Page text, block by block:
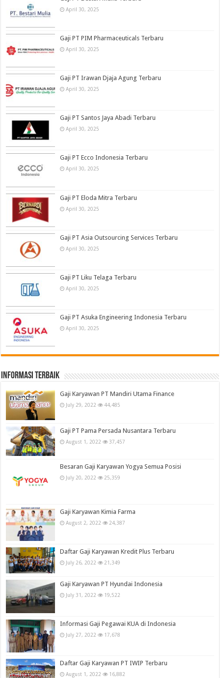
April 30, 2025
Gaji PT PIM Pharmaceuticals Terbaru
April 30, 2025
Gaji PT Irawan Djaja Agung Terbaru
April 30, 2025
Gaji PT Santos Jaya Abadi Terbaru
April 30, 2025
Gaji PT Ecco Indonesia Terbaru
April 30, 2025
Gaji PT Eloda Mitra Terbaru
April 30, 2025
Gaji PT Asia Outsourcing Services Terbaru
April 30, 2025
Gaji PT Liku Telaga Terbaru
April 30, 2025
Gaji PT Asuka Engineering Indonesia Terbaru
April 30, 2025
informasi terbaik
Gaji Karyawan PT Mandiri Utama Finance
July 29, 2022 44,485
Gaji PT Pama Persada Nusantara Terbaru
August 1, 2022 37,457
Besaran Gaji Karyawan Yogya Semua Posisi
July 20, 2022 25,359
Gaji Karyawan Kimia Farma
August 2, 2022 24,387
Daftar Gaji Karyawan Kredit Plus Terbaru
July 26, 2022 21,349
Gaji Karyawan PT Hyundai Indonesia
July 31, 2022 19,522
Informasi Gaji Pegawai KUA di Indonesia
July 27, 2022 17,678
Daftar Gaji Karyawan PT IWIP Terbaru
August 1, 2022 16,882